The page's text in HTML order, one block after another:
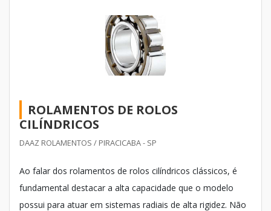
ROLAMENTOS DE ROLOS
CILÍNDRICOS
DAAZ ROLAMENTOS / PIRACICABA - SP
Ao falar dos rolamentos de rolos cilíndricos clássicos, é
fundamental destacar a alta capacidade que o modelo
possui para atuar em sistemas radiais de alta rigidez. Não